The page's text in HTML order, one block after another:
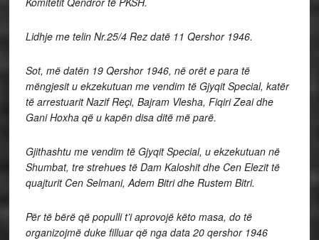
Lidhje me telin Nr.25/4 Rez datë 11 Qershor 1946.
Sot, më datën 19 Qershor 1946, në orët e para të
mëngjesit u ekzekutuan me vendim të Gjyqit Special, katër
të arrestuarit Nazif Reçi, Bajram Vlesha, Fiqiri Zeai dhe
Gani Hoxha që u kapën disa ditë më parë.
Gjithashtu me vendim të Gjyqit Special, u ekzekutuan në
Shumbat, tre strehues të Dam Kaloshit dhe Cen Elezit të
quajturit Cen Selmani, Adem Bitri dhe Rustem Bitri.
Për të bërë që populli t’i aprovojë këto masa, do të
organizojmë duke filluar që nga data 20 qershor 1946